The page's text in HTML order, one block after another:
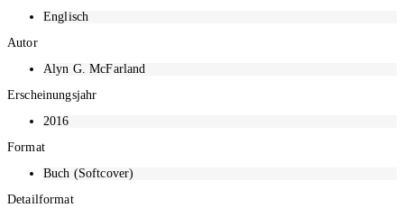
Englisch
Autor
Alyn G. McFarland
Erscheinungsjahr
2016
Format
Buch (Softcover)
Detailformat